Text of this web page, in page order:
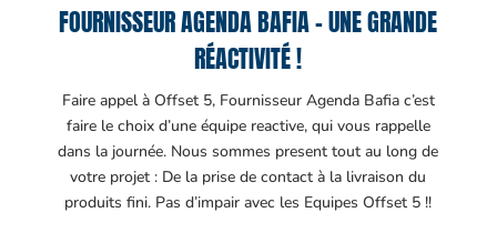
FOURNISSEUR AGENDA BAFIA – UNE GRANDE
RÉACTIVITÉ !
Faire appel à Offset 5, Fournisseur Agenda Bafia c’est
faire le choix d’une équipe reactive, qui vous rappelle
dans la journée. Nous sommes present tout au long de
votre projet : De la prise de contact à la livraison du
produits fini. Pas d’impair avec les Equipes Offset 5 !!